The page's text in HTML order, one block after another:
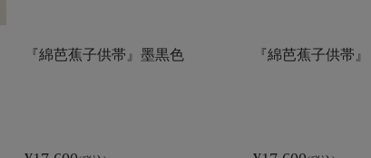
『綿芭蕉子供帯』墨黒色 『綿芭蕉子供帯